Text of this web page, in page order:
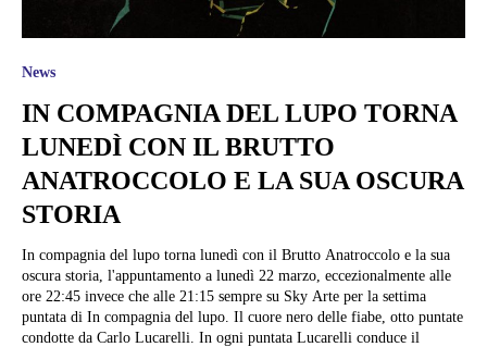
News
IN COMPAGNIA DEL LUPO TORNA
LUNEDÌ CON IL BRUTTO
ANATROCCOLO E LA SUA OSCURA
STORIA
In compagnia del lupo torna lunedì con il Brutto Anatroccolo e la sua
oscura storia, l'appuntamento a lunedì 22 marzo, eccezionalmente alle
ore 22:45 invece che alle 21:15 sempre su Sky Arte per la settima
puntata di In compagnia del lupo. Il cuore nero delle fiabe, otto puntate
condotte da Carlo Lucarelli. In ogni puntata Lucarelli conduce il